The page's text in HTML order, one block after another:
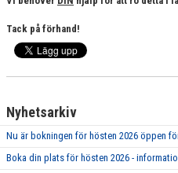
STÖDMEDLEM
FRÅGOR & SVAR
FUNKTIONÄRER
Tack på förhand!
Nyhetsarkiv
Nu är bokningen för hösten 2026 öppen
Boka din plats för hösten 2026 -